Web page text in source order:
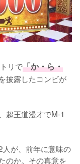
リで「か・ら・
披露したコンビが
超王道漫才でM-1
が、前年に意味の
のか。その真意を